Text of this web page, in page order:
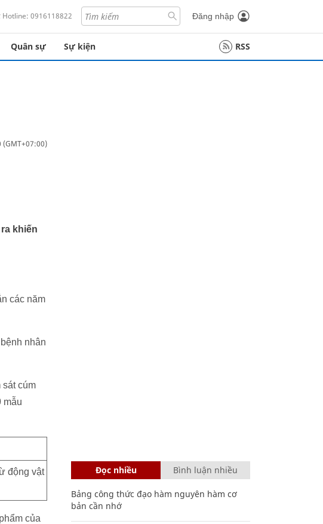
Hotline: 0916118822 Đăng nhập
Quân sự Sự kiện RSS
khiến
các năm
nhân
cúm
mẫu
động vật
của
Đọc nhiều Bình luận nhiều
Bảng công thức đạo hàm nguyên hàm cơ
bản cần nhớ